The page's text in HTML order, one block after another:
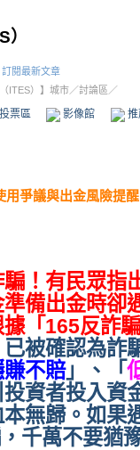
訂閱最新文章
ITES）】城市／討論區／
票區 影像館
用爭議與出金風險提醒
！有民眾指
備出金時卻
「165反詐
已被確認為詐
賺不賠」、「
資者投入資
無歸。如果
千萬不要猶